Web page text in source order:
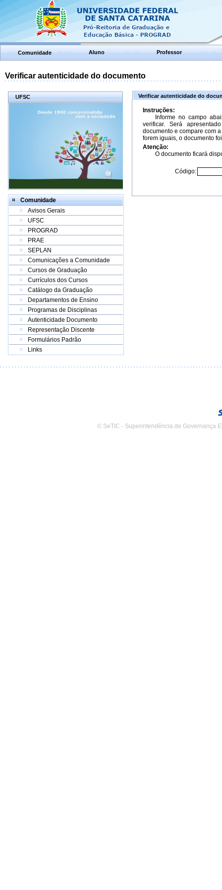
Comunidade Aluno Professor
Verificar autenticidade do documento
UFSC
Comunidade
Avisos Gerais
UFSC
PROGRAD
PRAE
SEPLAN
Comunicações a Comunidade
Cursos de Graduação
Currículos dos Cursos
Catálogo da Graduação
Departamentos de Ensino
Programas de Disciplinas
Autenticidade Documento
Representação Discente
Formulários Padrão
Links
Verificar autenticidade do
Instruções:
Informe no campo
verificar. Será
documento e compare com
forem iguais, o documento
Atenção:
O documento ficará
Código:
© SeTIC - Superintendência de Governança